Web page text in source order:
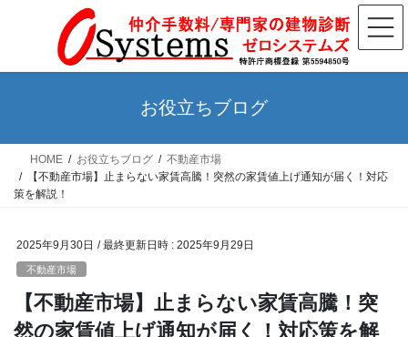
ン
ス
ー
ン
お役立ちブログ
HOME お役立ちブログ
不動産市場
【不動産市場】止まらない家賃高騰！突然の家賃値上げ通知が届く！対応
策を解説！
2025年9月30日 / 最終更新日時 : 2025年9月29日
不動産市場
【不動産市場】止まらない家賃高騰！突
然の家賃値上げ通知が届く！対応策を解